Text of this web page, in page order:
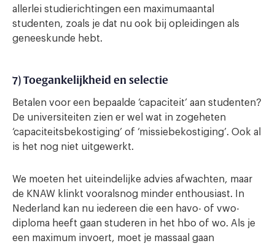
allerlei studierichtingen een maximumaantal
studenten, zoals je dat nu ook bij opleidingen als
geneeskunde hebt.
7) Toegankelijkheid en selectie
Betalen voor een bepaalde ‘capaciteit’ aan studenten?
De universiteiten zien er wel wat in zogeheten
‘capaciteitsbekostiging’ of ‘missiebekostiging’. Ook al
is het nog niet uitgewerkt.
We moeten het uiteindelijke advies afwachten, maar
de KNAW klinkt vooralsnog minder enthousiast. In
Nederland kan nu iedereen die een havo- of vwo-
diploma heeft gaan studeren in het hbo of wo. Als je
een maximum invoert, moet je massaal gaan